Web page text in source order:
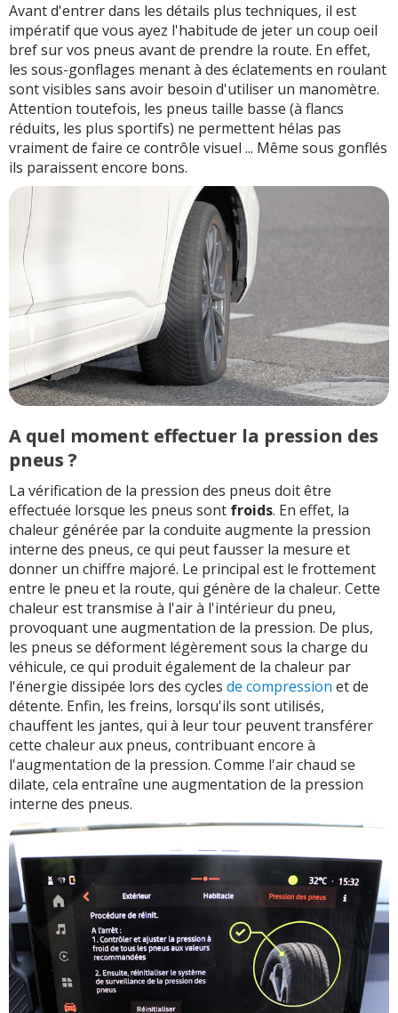
Avant d'entrer dans les détails plus techniques, il est
impératif que vous ayez l'habitude de jeter un coup oeil
bref sur vos pneus avant de prendre la route. En effet,
les sous-gonflages menant à des éclatements en roulant
sont visibles sans avoir besoin d'utiliser un manomètre.
Attention toutefois, les pneus taille basse (à flancs
réduits, les plus sportifs) ne permettent hélas pas
vraiment de faire ce contrôle visuel ... Même sous gonflés
ils paraissent encore bons.
A quel moment effectuer la pression des
pneus ?
La vérification de la pression des pneus doit être
effectuée lorsque les pneus sont froids. En effet, la
chaleur générée par la conduite augmente la pression
interne des pneus, ce qui peut fausser la mesure et
donner un chiffre majoré. Le principal est le frottement
entre le pneu et la route, qui génère de la chaleur. Cette
chaleur est transmise à l'air à l'intérieur du pneu,
provoquant une augmentation de la pression. De plus,
les pneus se déforment légèrement sous la charge du
véhicule, ce qui produit également de la chaleur par
l'énergie dissipée lors des cycles de compression et de
détente. Enfin, les freins, lorsqu'ils sont utilisés,
chauffent les jantes, qui à leur tour peuvent transférer
cette chaleur aux pneus, contribuant encore à
l'augmentation de la pression. Comme l'air chaud se
dilate, cela entraîne une augmentation de la pression
interne des pneus.